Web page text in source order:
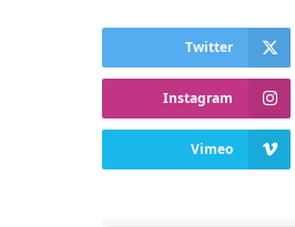
Twitter
Instagram
Vimeo